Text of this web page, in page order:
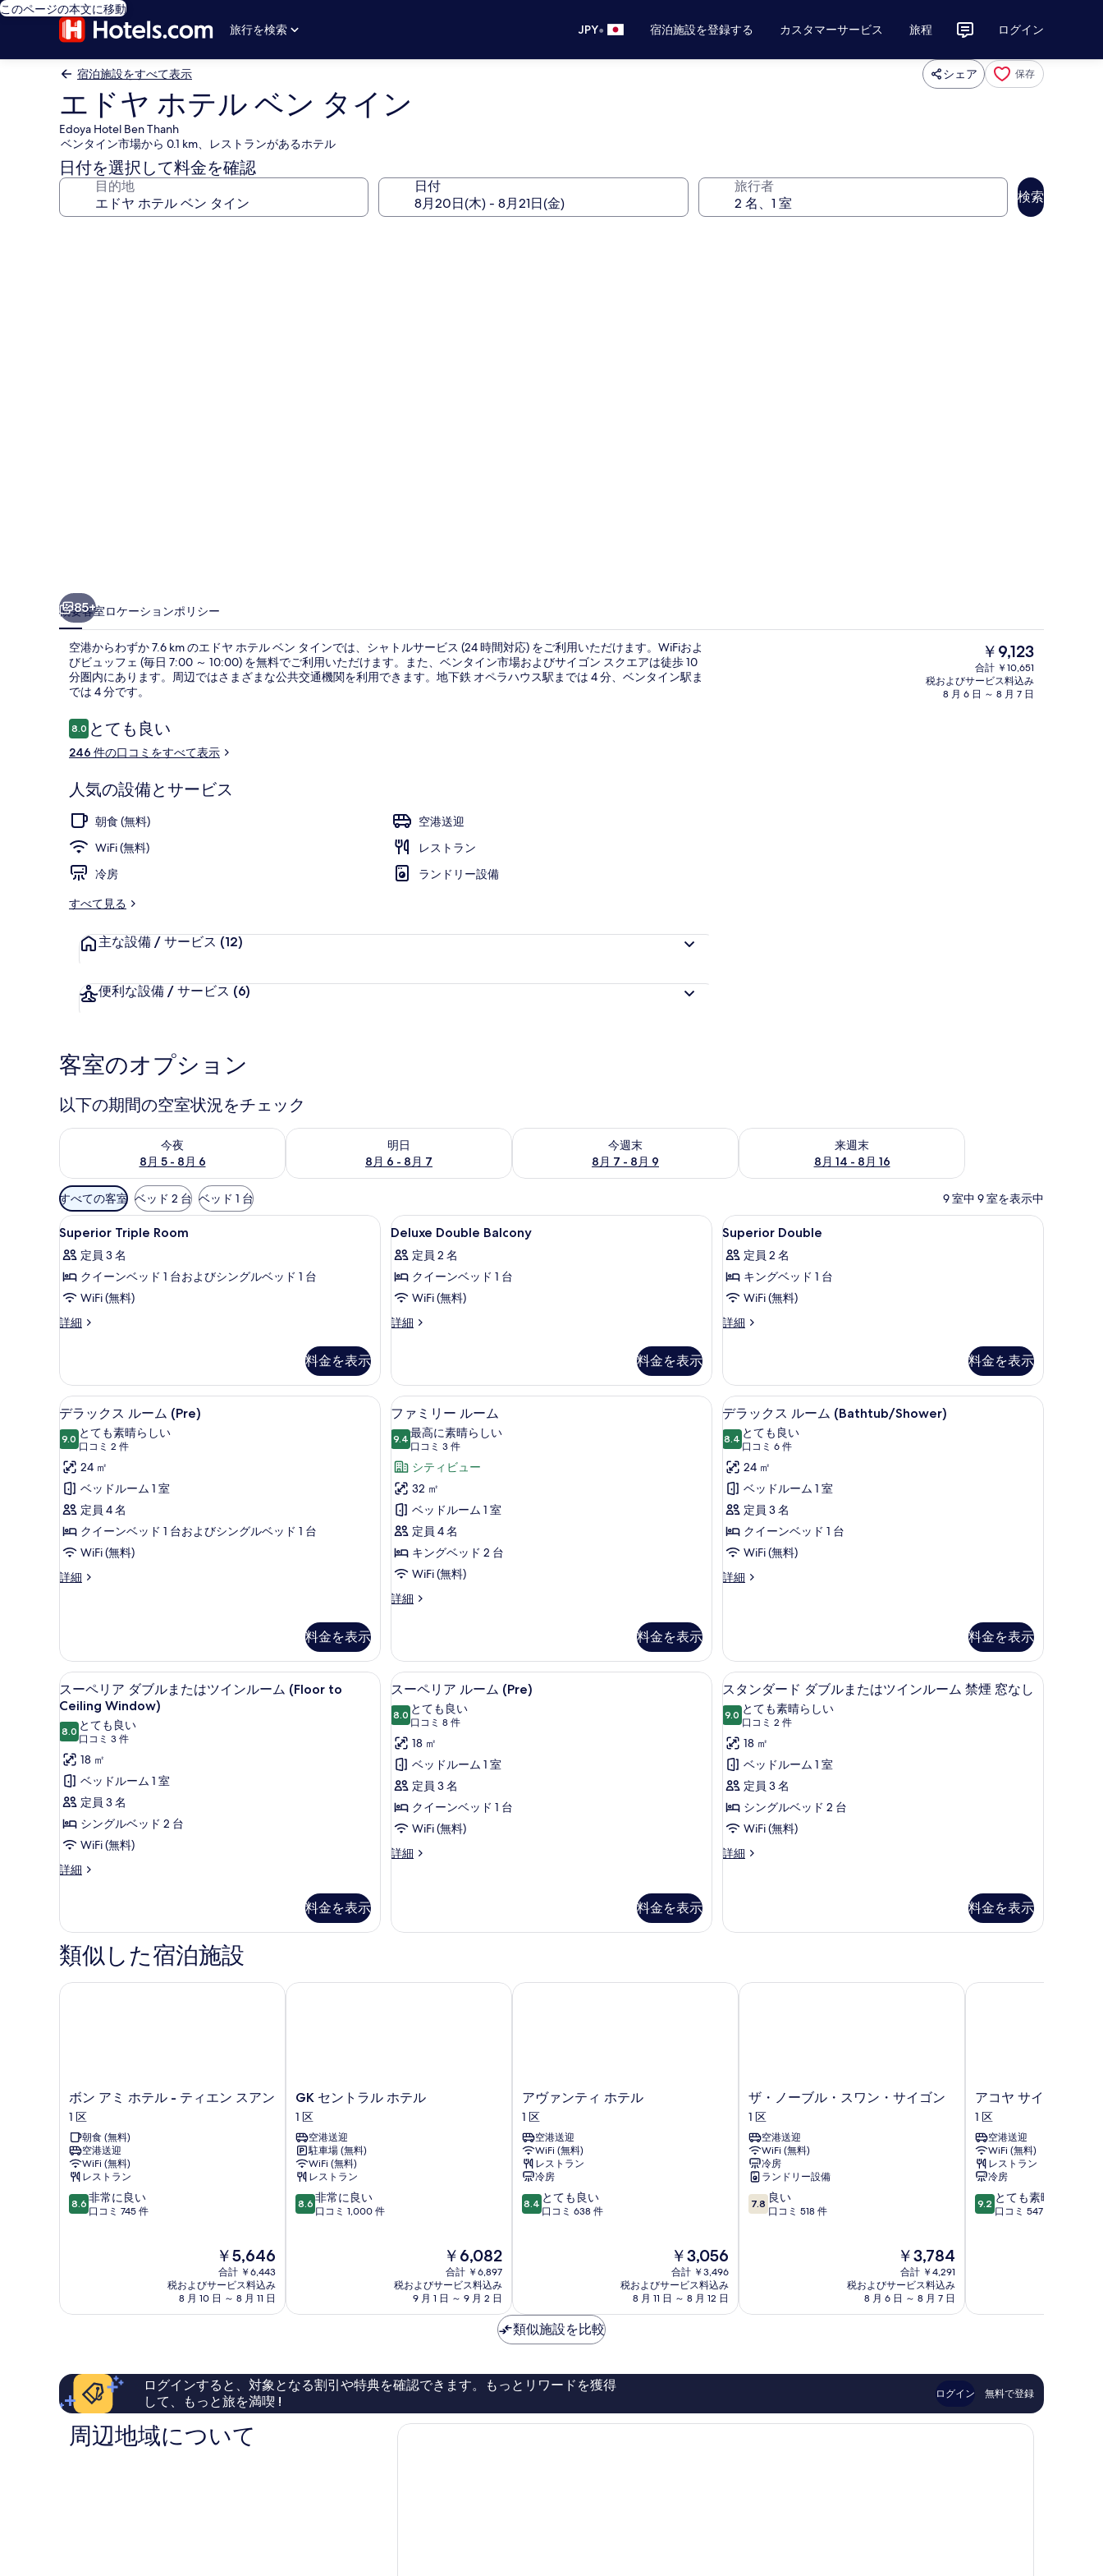
このページの本文に移動
旅行を検索
JPY• 宿泊施設を登録する カスタマーサービス 旅程 ログイン
宿泊施設をすべて表示 シェア 保存
エドヤ ホテル ベン タイン
Edoya Hotel Ben Thanh
ベンタイン市場から 0.1 km、レストランがあるホテル
日付を選択して料金を確認
目的地 日付 旅行者
検索
ギ
ャ
ラ
リ
デラックス ルーム (Bathtub/Shower) | テラス / パティオデラックス ルーム (Bathtub/
85+
概要客室ロケーションポリシー
空港からわずか 7.6 km のエドヤ ホテル ベン タインでは、シャトルサービス (24 時間対応) をご利用いただけます。WiFiおよ
びビュッフェ (毎日 7:00 ～ 10:00) を無料でご利用いただけます。また、ベンタイン市場およびサイゴン スクエアは徒歩 10
分圏内にあります。周辺ではさまざまな公共交通機関を利用できます。地下鉄 オペラハウス駅までは 4 分、ベンタイン駅ま
では 4 分です。
口
コ
ミ
8.010段階中8.0
とても良い
246 件の口コミをすべて表示
人気の設備とサービス
朝食 (無料)
空港送迎
WiFi (無料)
レストラン
冷房
ランドリー設備
すべて見る
主な設備 / サービス (12)
便利な設備 / サービス (6)
現
在
の
料
￥9,123
合計 ￥10,651
税およびサービス料込み
8 月 6 日 ～ 8 月 7 日
客室のオプション
以下の期間の空室状況をチェック
今夜
8月 5 - 8月 6
今夜 8月 5 - 8月 6 の空室状況をチェック
明日
8月 6 - 8月 7
明日 8月 6 - 8月 7 の空室状況をチェック
今週末
8月 7 - 8月 9
今週末 8月 7 - 8月 9 の空室状況をチェック
来週末
8月 14 - 8月 16
来週末 8月 14 - 8月 16 の空室状況をチェック
利
用
可
能
な
客
室
の
込
条
件
すべての客室 ベッド 2 台 ベッド 1 台 9 室中 9 室を表示中
Superior
Triple
Room
の
す
べ
写
真
を
表
示
す
る
ミニバー、セーフティボックス (室内)、デスク、遮光カーテン
11
Superior Triple Room
定員 3 名
クイーンベッド 1 台およびシングルベッド 1 台
WiFi (無料)
詳細
Superior
詳
細
料金を表示
Deluxe
Double
Balcony
の
す
べ
写
真
を
表
示
す
る
ミニバー、セーフティボックス (室内)、デスク、遮光カーテン
14
Deluxe Double Balcony
定員 2 名
クイーンベッド 1 台
WiFi (無料)
詳細
Deluxe
詳
細
料金を表示
Superior
Double
の
す
べ
て
真
を
表
示
す
る
ミニバー、セーフティボックス (室内)、デス
11
Superior Double
定員 2 名
キングベッド 1 台
WiFi (無料)
詳細
Superior
細
料金を表示
デ
ラ
ッ
ク
ス
ル
ー
ム
(Pre)
て
の
写
真
を
表
示
す
る
デラックス ルーム (Pre) | ミニバー、セーフティボックス (室内)、デスク、遮光カーテン
10
デラックス ルーム (Pre)
9.010 点中 9.0
とても素晴らしい
口コミ 2 件
(口
コ
ミ
2
件)
24 ㎡
ベッドルーム 1 室
定員 4 名
クイーンベッド 1 台およびシングルベッド 1 台
WiFi (無料)
詳細
デ
ル
ー
ム
(Pre)
の
詳
細
料金を表示
フ
ァ
ミ
リ
ー
ル
ー
ム
の
す
の
写
真
を
表
示
す
る
ファミリー ルーム | ミニバー、セーフティボックス (室内)、デスク、遮光カーテン
10
ファミリー ルーム
9.410 点中 9.4
最高に素晴らしい
口コミ 3 件
(口
コ
ミ
件)
シティビュー
32 ㎡
ベッドルーム 1 室
定員 4 名
キングベッド 2 台
WiFi (無料)
詳細
フ
ー
ル
ー
の
細
料金を表示
デ
ラ
ッ
ク
ス
ル
ー
ム
(Bathtub/Shower)
て
の
写
真
を
表
示
す
る
デラックス ルーム (Bathtub/Shower) | ミニ
18
デラックス ルーム (Bathtub/Shower)
8.410 点中 8.4
とても良い
口コミ 6 件
(口
コ
ミ
6
件)
24 ㎡
ベッドルーム 1 室
定員 3 名
クイーンベッド 1 台
WiFi (無料)
詳細
デ
ル
ー
ム
(Bathtub/Shower)
の
詳
細
料金を表示
ス
ー
ペ
リ
ア
ダ
ブ
ル
ま
た
イ
ン
ル
Window)
の
す
べ
て
の
示
スーペリア ダブルまたはツインルーム (Floor to Ceiling Window) | ミニバー、セーフティボックス (室内)、デスク、遮光カーテン
8
スーペリア ダブルまたはツインルーム (Floor to
Ceiling Window)
8.010 点中 8.0
とても良い
口コミ 3 件
(口
コ
ミ
3
件)
18 ㎡
ベッドルーム 1 室
定員 3 名
シングルベッド 2 台
WiFi (無料)
詳細
ス
ア
ダ
ブ
ル
ま
ム
(Floor
Ceiling
Window)
詳
細
料金を表示
ス
ー
ペ
リ
ア
ル
ー
ム
(Pre)
て
写
る
スーペリア ルーム (Pre) | ミニバー、セーフティボックス (室内)、デスク、遮光カーテン
10
スーペリア ルーム (Pre)
8.010 点中 8.0
とても良い
口コミ 8 件
(口
コ
ミ
8
件)
18 ㎡
ベッドルーム 1 室
定員 3 名
クイーンベッド 1 台
WiFi (無料)
詳細
ス
ル
の
料金を表示
ス
タ
ン
ダ
ー
ド
ダ
ブ
ル
ツ
ン
の
写
真
スタンダード ダブルまたはツインルーム 禁
8
スタンダード ダブルまたはツインルーム 禁煙 窓なし
9.010 点中 9.0
とても素晴らしい
口コミ 2 件
(口
コ
ミ
2
件)
18 ㎡
ベッドルーム 1 室
定員 3 名
シングルベッド 2 台
WiFi (無料)
詳細
ス
ド
ま
料金を表示
類似した宿泊施設
ボ
ン
ア
ミ
ホ
テ
ル
-
テ
1
ボン アミ ホテル - ティエン スアン
1 区
朝食 (無料)
空港送迎
WiFi (無料)
レストラン
10
段
良
ミ
745
件
件
の
口
8.6 非常に良い
口コミ 745 件
現
在
の
料
金
￥5,646
合計 ￥6,443
税およびサービス料込み
8 月 10 日 ～ 8 月 11 日
ボン アミ ホテル - ティエン スアン
GK
セ
ン
ト
ラ
ル
ホ
テ
ル
GK セントラル ホテル
1 区
空港送迎
駐車場 (無料)
WiFi (無料)
レストラン
10
段
良
ミ
1,000
件
8.6 非常に良い
口コミ 1,000 件
現
在
の
料
金
￥6,082
合計 ￥6,897
税およびサービス料込み
9 月 1 日 ～ 9 月 2 日
GK セントラル ホテル
ア
ヴ
ァ
ン
テ
ィ
ホ
テ
ル
アヴァンティ ホテル
1 区
空港送迎
WiFi (無料)
レストラン
冷房
10
段
良
い、
口
ミ
638
件
8.4 とても良い
口コミ 638 件
現
在
の
料
金
￥3,056
合計 ￥3,496
税およびサービス料込み
8 月 11 日 ～ 8 月 12 日
アヴァンティ ホテル
ザ・
ノ
ー
ブ
ル・
ス
ワ
ン・
サ
ザ・ノーブル・スワン・サイゴン
1 区
空港送迎
WiFi (無料)
冷房
ランドリー設備
10
段
コ
件
コ
7.8 良い
口コミ 518 件
現
在
の
料
金
￥3,784
合計 ￥4,291
税およびサービス料込み
8 月 6 日 ～ 8 月 7 日
ザ・ノーブル・スワン・サイゴン
ア
コ
ヤ
サ
イ
ゴ
ン
セ
ン
1
アコヤ サイゴン セ
1 区
空港送迎
WiFi (無料)
レストラン
冷房
10
段
素
い、
口
ミ
9.2 とても素晴らしい
口コミ 547 件
アコヤ サイゴン セン
類似施設を比較
ログインすると、対象となる割引や特典を確認できます。もっとリワードを獲得
して、もっと旅を満喫 !
ログイン 無料で登録
周辺地域について